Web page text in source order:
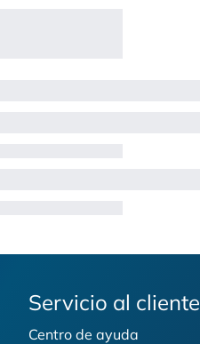
Servicio al cliente
Centro de ayuda